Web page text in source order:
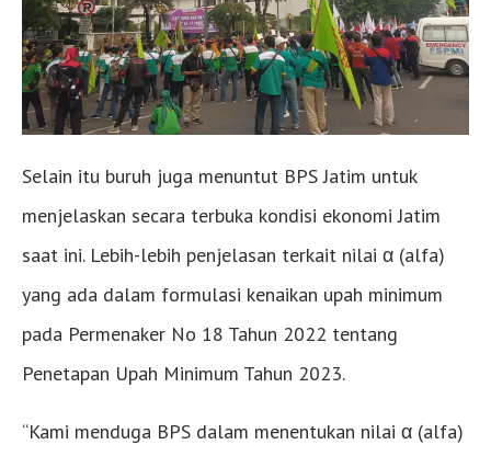
Selain itu buruh juga menuntut BPS Jatim untuk
menjelaskan secara terbuka kondisi ekonomi Jatim
saat ini. Lebih-lebih penjelasan terkait nilai α (alfa)
yang ada dalam formulasi kenaikan upah minimum
pada Permenaker No 18 Tahun 2022 tentang
Penetapan Upah Minimum Tahun 2023.
“Kami menduga BPS dalam menentukan nilai α (alfa)